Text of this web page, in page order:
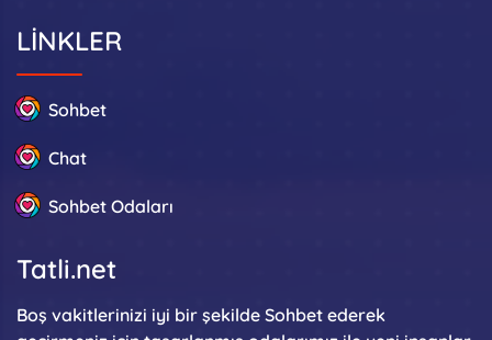
LİNKLER
Sohbet
Chat
Sohbet Odaları
Tatli.net
Boş vakitlerinizi iyi bir şekilde Sohbet ederek